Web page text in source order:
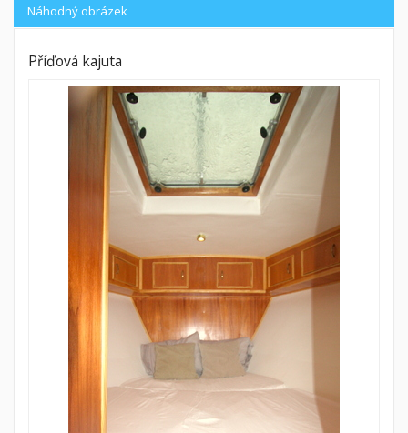
Náhodný obrázek
Příďová kajuta